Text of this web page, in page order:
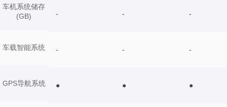
车机系统储存
(GB)
车载智能系统
GPS导航系统
- - -
- - -
● ● ●